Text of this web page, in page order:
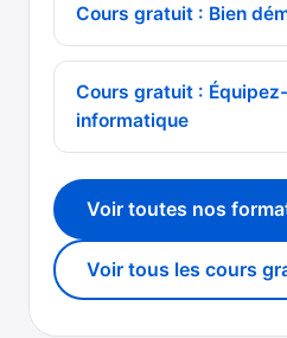
Cours gratuit : Bien
Cours gratuit :
informatique
Voir toutes nos
Voir tous les cours